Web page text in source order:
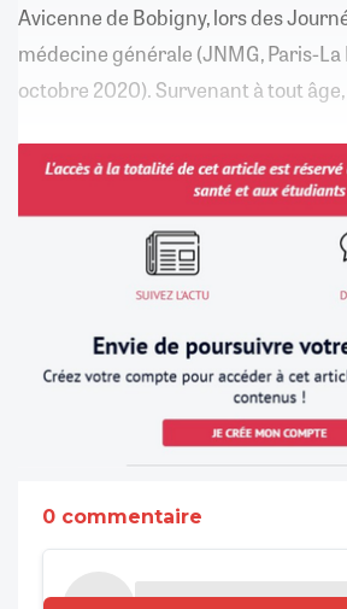
Avicenne de Bobigny, lors des
médecine générale (JNMG, Paris-La
octobre 2020). Survenant à tout
0 commentaire